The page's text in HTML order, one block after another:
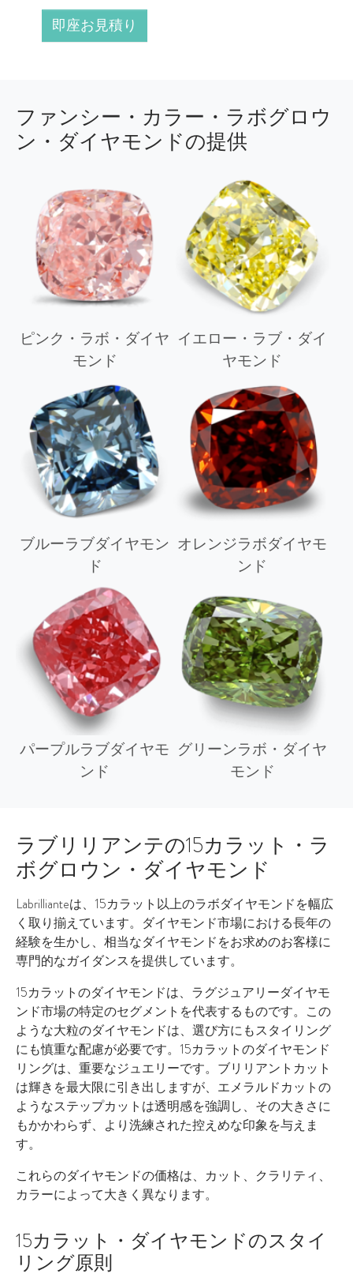
即座お見積り
ファンシー・カラー・ラボグロウ
ン・ダイヤモンドの提供
ピンク・ラボ・ダイヤ
モンド
イエロー・ラブ・ダイ
ヤモンド
ブルーラブダイヤモン
ド
オレンジラボダイヤモ
ンド
パープルラブダイヤモ
ンド
グリーンラボ・ダイヤ
モンド
ラブリリアンテの15カラット・ラ
ボグロウン・ダイヤモンド
Labrillianteは、15カラット以上のラボダイヤモンドを幅広
く取り揃えています。ダイヤモンド市場における長年の
経験を生かし、相当なダイヤモンドをお求めのお客様に
専門的なガイダンスを提供しています。
15カラットのダイヤモンドは、ラグジュアリーダイヤモ
ンド市場の特定のセグメントを代表するものです。この
ような大粒のダイヤモンドは、選び方にもスタイリング
にも慎重な配慮が必要です。15カラットのダイヤモンド
リングは、重要なジュエリーです。ブリリアントカット
は輝きを最大限に引き出しますが、エメラルドカットの
ようなステップカットは透明感を強調し、その大きさに
もかかわらず、より洗練された控えめな印象を与えま
す。
これらのダイヤモンドの価格は、カット、クラリティ、
カラーによって大きく異なります。
15カラット・ダイヤモンドのスタイ
リング原則